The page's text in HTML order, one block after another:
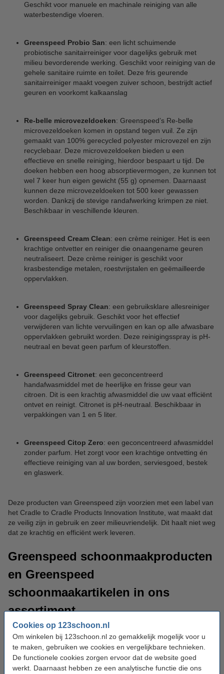
Cookies op 123schoon.nl
Om winkelen bij 123schoon.nl zo gemakkelijk mogelijk voor u
te maken, gebruiken we cookies en vergelijkbare technieken.
De functionele cookies zorgen ervoor dat de website goed
werkt. Daarnaast hebben ze een analytische functie die ons
Geschikt voor manuele en machinale reiniging van alle
waterbestendige vloeren.
Greenspeed Probio San: een licht schuimende
probiotische sanitairreiniger voor dagelijks gebruik met
milieu bevorderende werking. Geschikt voor reiniging van de
gehele sanitaire ruimte en toilet. Deze fris geurende
sanitairreiniger maakt voegen zuiver schoon, bestrijdt actief
geuren en voorkomt kalkaanslag
Re-belle microvezeldoeken: Greenspeed’s Re-belle
microvezeldoeken komen in opstand tegen vuil. Ze zijn
gemaakt van 100% gerecycled polyester microvezel en zijn
recyclebaar. Deze microvezeldoeken bieden u een
effectieve en snelle reiniging, hierdoor bespaart u tijd. De
doeken hebben een hoog absorptievermogen, ze kunnen tot
wel 7 keer hun eigen gewicht (55 g) opnemen. Daarnaast
kunnen deze microvezeldoeken tot 500 keer gewassen
worden. Dankzij de stevige randafwerking krimpen ze niet.
Beschikbaar in veschillende kleuren.
Greenspeed Cream Clean: een crème reiniger. Het is een
krachtige ontvetter en reiniger die onaangename geuren
neutraliseert. Deze crème reiniger is geschikt voor
krasbestendige metalen, roestvrijstalen en geëmailleerde
oppervlakken.
Greenspeed Spray Clean: een gebruiksklare allesreiniger
voor dagelijks gebruik. Geschikt voor het effectief
verwijderen van lichte vervuilingen en kan op alle afwasbare
oppervlakken gebruikt worden. Deze reinigingsspray is pH-
neutraal en bevat geen parfum of kleurstoffen.
Greenspeed Citronet: een geconcentreerd
handafwasmiddel met de heerlijke en frisse geur van
citroen. Dit is een krachtig afwasmiddel die uw vaat efficiënt
ontvet en reinigt. Citronet is pH-neutraal. Beschikbaar in
verpakkingen van 1 en 5 liter.
Greenspeed Citop Zero: een geconcentreerd afwasmiddel
zonder parfum. Het zorgt voor een krachtige ontvetting én
effectieve reiniging van al uw borden, serviesgoed, bestek
en glaswerk.
Deze producten van Greenspeed zijn voorzien met een label van
het Cradle to Cradle Products Innovation Institute, wat maakt dat
ze veilig zijn in gebruik en zeer milieuvriendelijk. Dit haalt niet weg
dat ze krachtig en efficiënt werk leveren.
Greenspeed schoonmaakproducten
en Greenspeed
schoonmaakartikelen in ons
assortiment
Greenspeed heeft een breed aanbod aan schoonmaakmiddelen
en artikelen. Alles wat u nodig heeft voor het professioneel
schoonmaken van (werk)omgevingen waar hygiëne een
noodzaak is. Lees hieronder meer over de Greenspeed
schoonmaakproducten en artikelen die wij in ons assortiment